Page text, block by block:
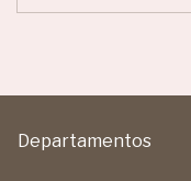
Departamentos